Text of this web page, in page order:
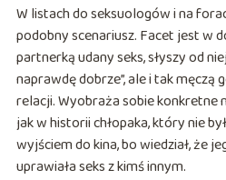
W listach do seksuologów i na
podobny scenariusz. Facet jest w
partnerką udany seks, słyszy od
naprawdę dobrze”, ale i tak
relacji. Wyobraża sobie konkretne
jak w historii chłopaka, który nie
wyjściem do kina, bo wiedział, że
uprawiała seks z kimś innym.